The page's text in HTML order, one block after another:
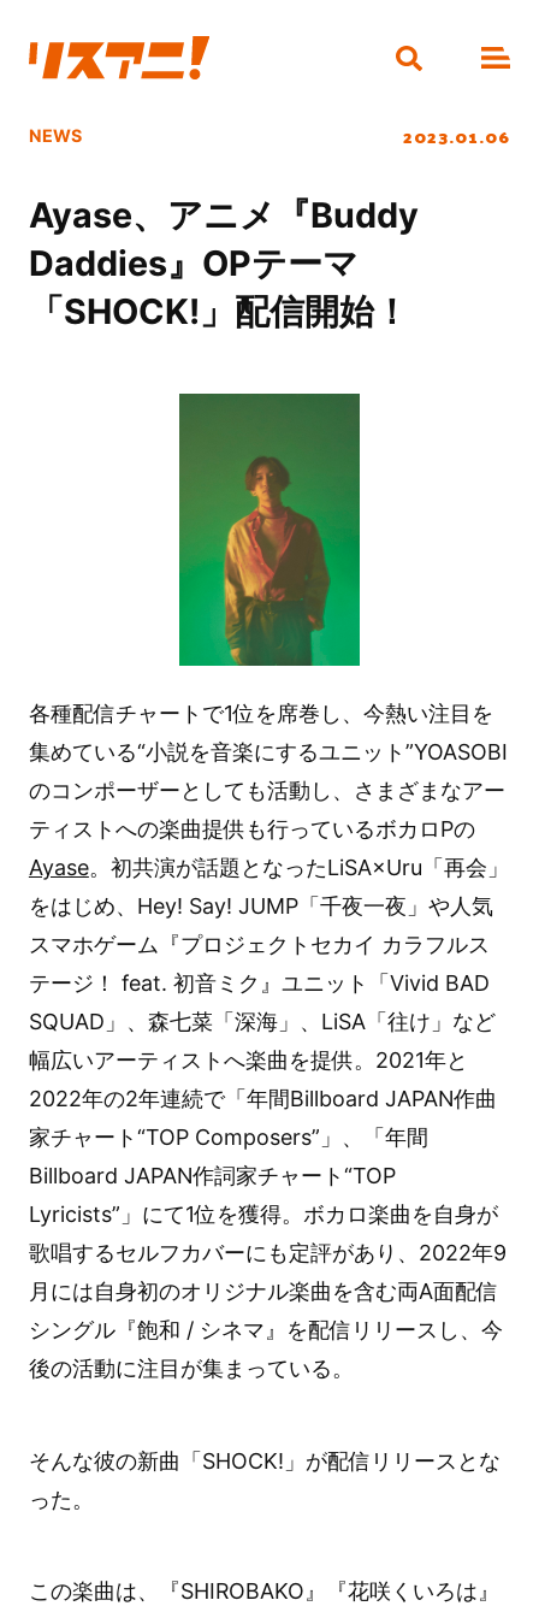
NEWS 2023.01.06
Ayase、アニメ『Buddy
Daddies』OPテーマ
「SHOCK!」配信開始！
各種配信チャートで1位を席巻し、今熱い注目を
集めている“小説を音楽にするユニット”YOASOBI
のコンポーザーとしても活動し、さまざまなアー
ティストへの楽曲提供も行っているボカロPの
Ayase。初共演が話題となったLiSA×Uru「再会」
をはじめ、Hey! Say! JUMP「千夜一夜」や人気
スマホゲーム『プロジェクトセカイ カラフルス
テージ！ feat. 初音ミク』ユニット「Vivid BAD
SQUAD」、森七菜「深海」、LiSA「往け」など
幅広いアーティストへ楽曲を提供。2021年と
2022年の2年連続で「年間Billboard JAPAN作曲
家チャート“TOP Composers”」、「年間
Billboard JAPAN作詞家チャート“TOP
Lyricists”」にて1位を獲得。ボカロ楽曲を自身が
歌唱するセルフカバーにも定評があり、2022年9
月には自身初のオリジナル楽曲を含む両A面配信
シングル『飽和 / シネマ』を配信リリースし、今
後の活動に注目が集まっている。
そんな彼の新曲「SHOCK!」が配信リリースとな
った。
この楽曲は、『SHIROBAKO』『花咲くいろは』